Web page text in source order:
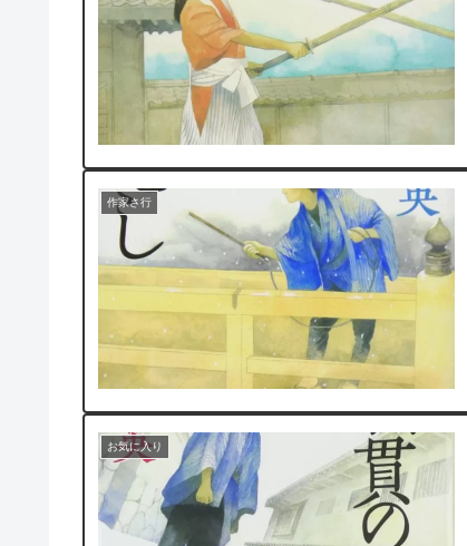
作家さ行
お気に入り